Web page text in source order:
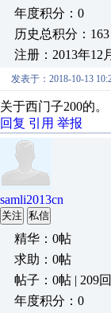
年度积分：0
历史总积分：163
注册：2013年12
发表于：2018-10-13
关于西门子200的。
回复 引用 举报
samli2013cn
关注 私信
精华：0帖
求助：0帖
帖子：0帖 | 209回
年度积分：0